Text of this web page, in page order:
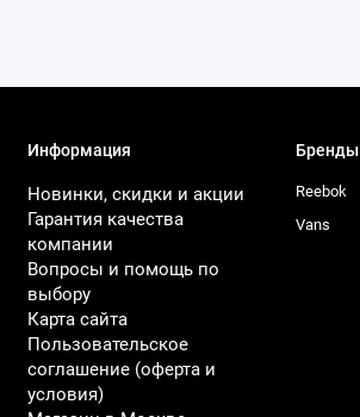
Информация
Новинки, скидки и акции
Гарантия качества
компании
Вопросы и помощь по
выбору
Карта сайта
Пользовательское
соглашение (оферта и
условия)
Бренды
Reebok
Vans